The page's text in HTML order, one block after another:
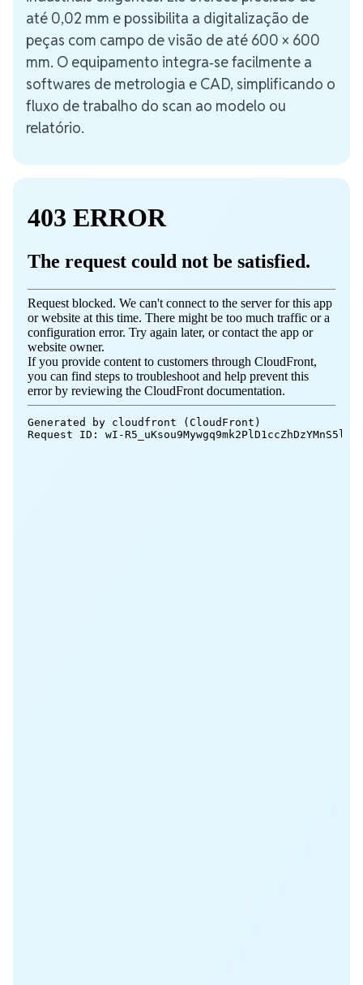
até 0,02 mm e possibilita a digitalização de
peças com campo de visão de até 600 × 600
mm. O equipamento integra‑se facilmente a
softwares de metrologia e CAD, simplificando o
fluxo de trabalho do scan ao modelo ou
relatório.